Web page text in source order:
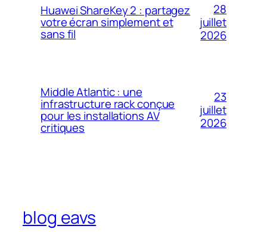
Huawei ShareKey 2 : partagez
votre écran simplement et
sans fil
28
juillet
2026
Middle Atlantic : une
infrastructure rack conçue
pour les installations AV
critiques
23
juillet
2026
blog eavs